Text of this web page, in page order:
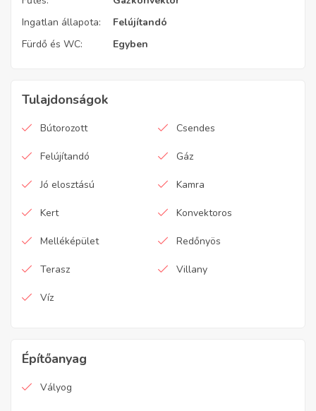
Ingatlan állapota:
Felújítandó
Fürdő és WC:
Egyben
Tulajdonságok
Bútorozott Csendes
Felújítandó Gáz
Jó elosztású Kamra
Kert Konvektoros
Melléképület Redőnyös
Terasz Villany
Víz
Építőanyag
Vályog